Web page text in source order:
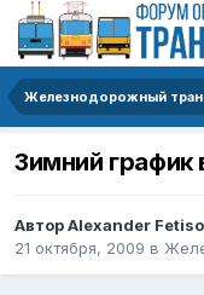
Железнодорожный
Зимний график
АвторAlexander
21 октября, 2009 в